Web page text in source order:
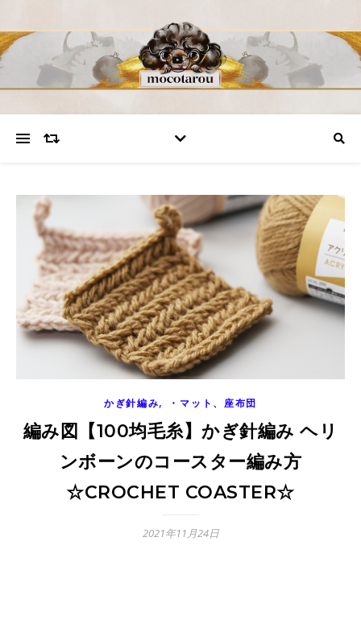
かぎ針編み, ・マット、座布団
編み図【100均毛糸】かぎ針編み ヘリ
ンボーンのコースター編み方
☆CROCHET COASTER☆
2021年11月24日